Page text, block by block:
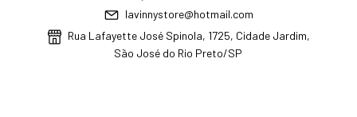
lavinnystore@hotmail.com
Rua Lafayette José Spinola, 1725, Cidade Jardim,
São José do Rio Preto/SP